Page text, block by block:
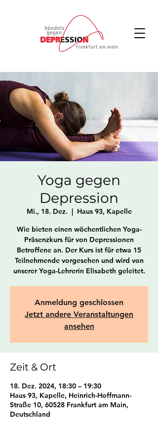
Yoga gegen
Depression
Mi., 18. Dez.
  |
Haus 93, Kapelle
Wie bieten einen wöchentlichen Yoga-
Präsenzkurs für von Depressionen
Betroffene an. Der Kurs ist für etwa 15
Teilnehmende vorgesehen und wird von
unserer Yoga-Lehrerin Elisabeth geleitet.
Anmeldung geschlossen
Jetzt andere Veranstaltungen
ansehen
Zeit & Ort
18. Dez. 2024, 18:30 – 19:30
Haus 93, Kapelle, Heinrich-Hoffmann-
Straße 10, 60528 Frankfurt am Main,
Deutschland